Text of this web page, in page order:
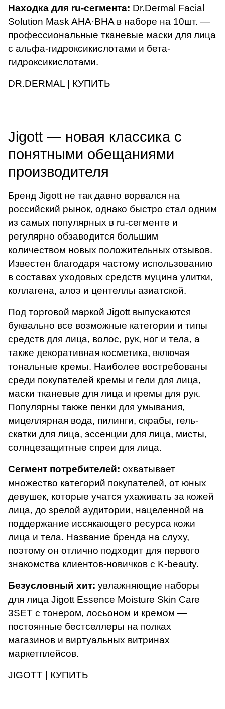
Находка для ru-сегмента: Dr.Dermal Facial
Solution Mask AHA·BHAв наборе на 10шт. —
профессиональные тканевые маски для лица
с альфа-гидроксикислотами и бета-
гидроксикислотами.
DR.DERMAL | КУПИТЬ
Jigott — новая классика с
понятными обещаниями
производителя
Бренд Jigott не так давно ворвался на
российский рынок, однако быстро стал одним
из самых популярных в ru-сегменте и
регулярно обзаводится большим
количеством новых положительных отзывов.
Известен благодаря частому использованию
в составах уходовых средств муцина улитки,
коллагена, алоэ и центеллы азиатской.
Под торговой маркой Jigott выпускаются
буквально все возможные категории и типы
средств для лица, волос, рук, ног и тела, а
также декоративная косметика, включая
тональные кремы. Наиболее востребованы
среди покупателей кремы и гели для лица,
маски тканевые для лица и кремы для рук.
Популярны также пенки для умывания,
мицеллярная вода, пилинги, скрабы, гель-
скатки для лица, эссенции для лица, мисты,
солнцезащитные спреи для лица.
Сегмент потребителей: охватывает
множество категорий покупателей, от юных
девушек, которые учатся ухаживать за кожей
лица, до зрелой аудитории, нацеленной на
поддержание иссякающего ресурса кожи
лица и тела. Название бренда на слуху,
поэтому он отлично подходит для первого
знакомства клиентов-новичков с K-beauty.
Безусловный хит: увлажняющие наборы
для лица Jigott Essence Moisture Skin Care
3SET с тонером, лосьоном и кремом —
постоянные бестселлеры на полках
магазинов и виртуальных витринах
маркетплейсов.
JIGOTT | КУПИТЬ